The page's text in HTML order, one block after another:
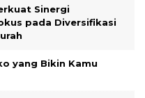
Sinergi
pada Diversifikasi
yang Bikin Kamu